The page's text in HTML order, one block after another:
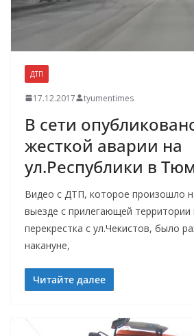
ДТП
17.12.2017 tyumentimes
В сети
жесткой аварии на
ул.Республики в
Видео с ДТП, которое произошло
выезде с прилегающей территории
перекрестка с ул.Чекистов, было
накануне,
Читайте далее